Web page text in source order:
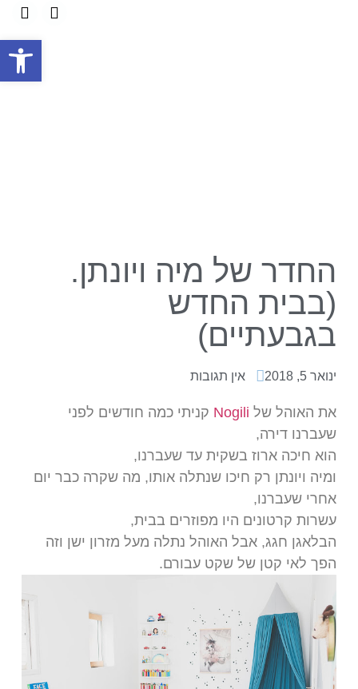
החדר של מיה ויונתן.
(בבית החדש
בגבעתיים)
ינואר 5, 2018 אין תגובות
את האוהל של Nogili קניתי כמה חודשים לפני
שעברנו דירה,
הוא חיכה ארוז בשקית עד שעברנו,
ומיה ויונתן רק חיכו שנתלה אותו, מה שקרה כבר יום
אחרי שעברנו,
עשרות קרטונים היו מפוזרים בבית,
הבלאגן חגג, אבל האוהל נתלה מעל מזרון ישן וזה
הפך לאי קטן של שקט עבורם.